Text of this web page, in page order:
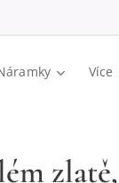
Více
zlatě,